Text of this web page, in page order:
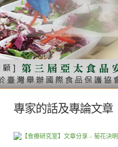
專家的話及專論文章